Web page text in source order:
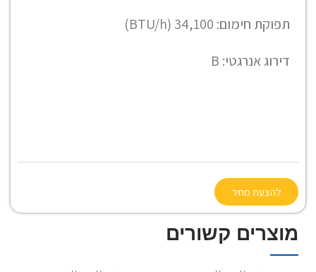
תפוקת חימום: 34,100 (BTU/h)
דירוג אנרגטי: B
להצעת מחיר
מוצרים קשורים